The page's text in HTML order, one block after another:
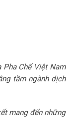
Chế Việt Nam
tầm ngành dịch
mang đến những